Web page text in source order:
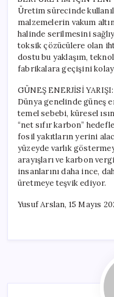
Üretim sürecinde
malzemelerin vakum
halinde serilmesini
toksik çözücülere olan
dostu bu yaklaşım,
fabrikalara geçişini
GÜNEŞ ENERJİSİ
Dünya genelinde güneş
temel sebebi, küresel
“net sıfır karbon”
fosil yakıtların yerini
yüzeyde varlık
arayışları ve karbon
insanlarını daha ince,
üretmeye teşvik ediyor.
Yusuf Arslan, 15 Mayıs